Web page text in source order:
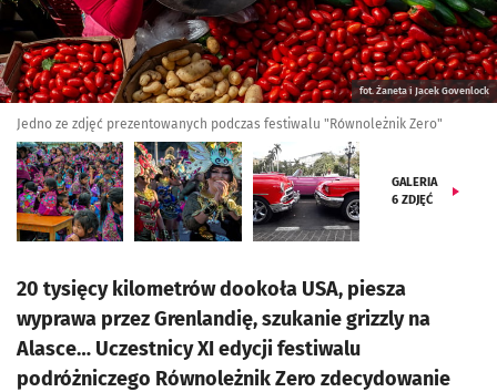
fot. Żaneta i Jacek Govenlock
Jedno ze zdjęć prezentowanych podczas festiwalu "Równoleżnik Zero"
GALERIA
6 ZDJĘĆ
20 tysięcy kilometrów dookoła USA, piesza
wyprawa przez Grenlandię, szukanie grizzly na
Alasce… Uczestnicy XI edycji festiwalu
podróżniczego Równoleżnik Zero zdecydowanie